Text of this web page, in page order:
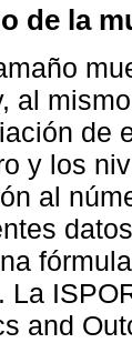
de la
al
de
y los
al
La
and